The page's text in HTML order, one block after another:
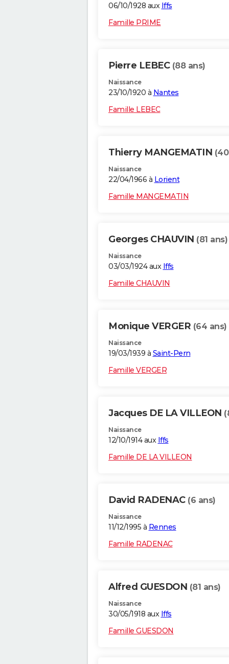
06/10/1928 aux Iffs
Famille PRIME
Pierre LEBEC (88 ans)
Naissance
23/10/1920 à Nantes
Famille LEBEC
Thierry MANGEMATIN
Naissance
22/04/1966 à Lorient
Famille MANGEMATIN
Georges CHAUVIN (81 ans)
Naissance
03/03/1924 aux Iffs
Famille CHAUVIN
Monique VERGER (64 ans)
Naissance
19/03/1939 à Saint-Pern
Famille VERGER
Jacques DE LA VILLEON
Naissance
12/10/1914 aux Iffs
Famille DE LA VILLEON
David RADENAC (6 ans)
Naissance
11/12/1995 à Rennes
Famille RADENAC
Alfred GUESDON (81 ans)
Naissance
30/05/1918 aux Iffs
Famille GUESDON